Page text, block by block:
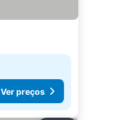
Ver preços